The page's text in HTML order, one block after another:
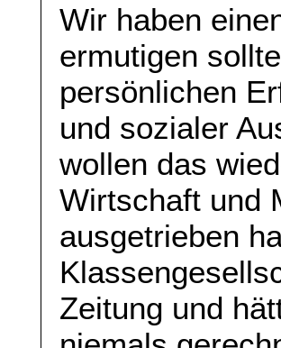
Wir haben
ermutigen
persönlichen
und sozialer
wollen das
Wirtschaft und
ausgetrieben
Zeitung und